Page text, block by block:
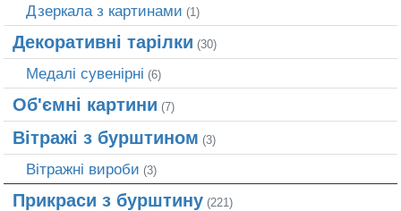
Дзеркала з картинами (1)
Декоративні тарілки (30)
Медалі сувенірні (6)
Об'ємні картини (7)
Вітражі з бурштином (3)
Вітражні вироби (3)
Прикраси з бурштину (221)